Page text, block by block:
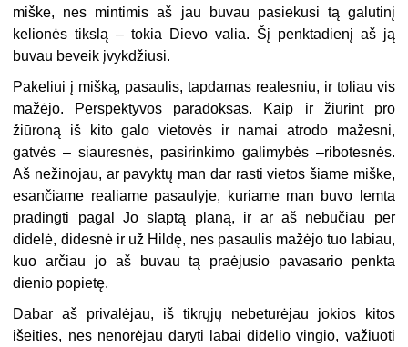
miške, nes mintimis aš jau buvau pasiekusi tą galutinį
kelionės tikslą – tokia Dievo valia. Šį penktadienį aš ją
buvau beveik įvykdžiusi.
Pakeliui į mišką, pasaulis, tapdamas realesniu, ir toliau vis
mažėjo. Perspektyvos paradoksas. Kaip ir žiūrint pro
žiūroną iš kito galo vietovės ir namai atrodo mažesni,
gatvės – siauresnės, pasirinkimo galimybės –ribotesnės.
Aš nežinojau, ar pavyktų man dar rasti vietos šiame miške,
esančiame realiame pasaulyje, kuriame man buvo lemta
pradingti pagal Jo slaptą planą, ir ar aš nebūčiau per
didelė, didesnė ir už Hildę, nes pasaulis mažėjo tuo labiau,
kuo arčiau jo aš buvau tą praėjusio pavasario penkta
dienio popietę.
Dabar aš privalėjau, iš tikrųjų nebeturėjau jokios kitos
išeities, nes nenorėjau daryti labai didelio vingio, važiuoti